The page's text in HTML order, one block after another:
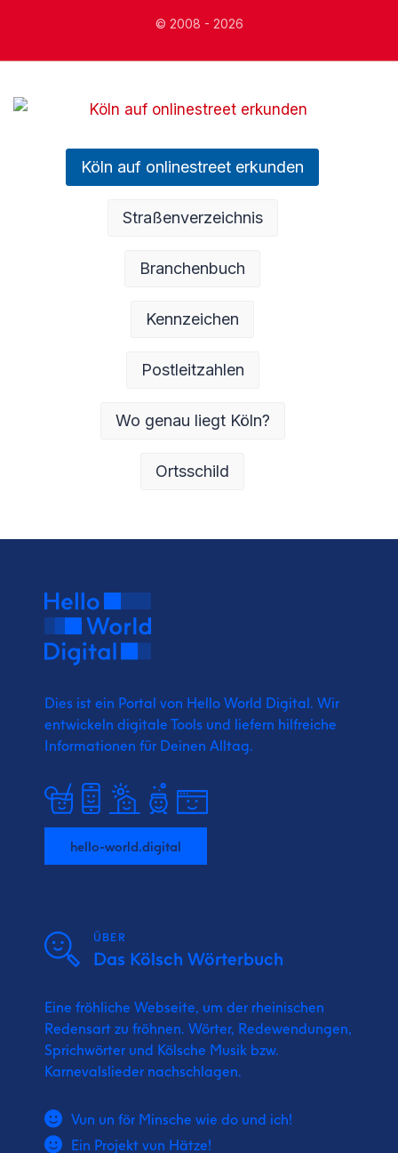
© 2008 - 2026
Köln auf onlinestreet erkunden
Straßenverzeichnis
Branchenbuch
Kennzeichen
Postleitzahlen
Wo genau liegt Köln?
Ortsschild
Dies ist ein Portal von Hello World Digital. Wir
entwickeln digitale Tools und liefern hilfreiche
Informationen für Deinen Alltag.
hello-world.digital
ÜBER
Das Kölsch Wörterbuch
Eine fröhliche Webseite, um der rheinischen
Redensart zu fröhnen. Wörter, Redewendungen,
Sprichwörter und Kölsche Musik bzw.
Karnevalslieder nachschlagen.
Vun un för Minsche wie do und ich!
Ein Projekt vun Hätze!